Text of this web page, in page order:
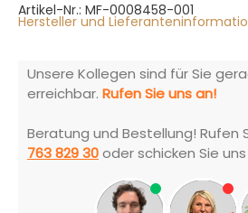
Artikel-Nr.: MF-0008458-001
Hersteller und
Unsere Kollegen sind für Sie
erreichbar. Rufen Sie uns an!
Beratung und Bestellung! Rufen
763 829 30oder schicken Sie